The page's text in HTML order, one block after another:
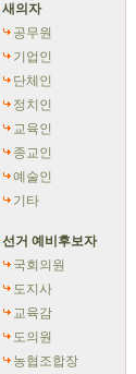
새의자
공무원
기업인
단체인
정치인
교육인
종교인
예술인
기타
선거 예비후보자
국회의원
도지사
교육감
도의원
농협조합장